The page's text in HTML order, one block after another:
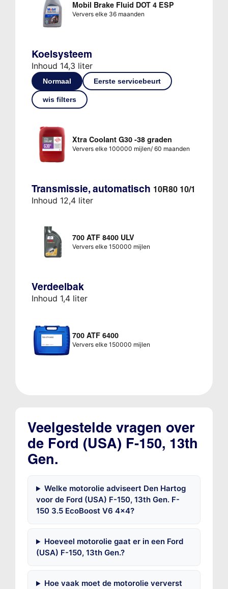
Mobil Brake Fluid DOT 4 ESP
Ververs elke 36 maanden
Koelsysteem
Inhoud 14,3 liter
Normaal Eerste servicebeurt
wis filters
Xtra Coolant G30 -38 graden
Ververs elke 100000 mijlen/ 60 maanden
Transmissie, automatisch 10R80 10/1
Inhoud 12,4 liter
700 ATF 8400 ULV
Ververs elke 150000 mijlen
Verdeelbak
Inhoud 1,4 liter
700 ATF 6400
Ververs elke 150000 mijlen
Veelgestelde vragen over
de Ford (USA) F-150, 13th
Gen.
Welke motorolie adviseert Den Hartog
voor de Ford (USA) F-150, 13th Gen. F-
150 3.5 EcoBoost V6 4x4?
Hoeveel motorolie gaat er in een Ford
(USA) F-150, 13th Gen.?
Hoe vaak moet de motorolie ververst